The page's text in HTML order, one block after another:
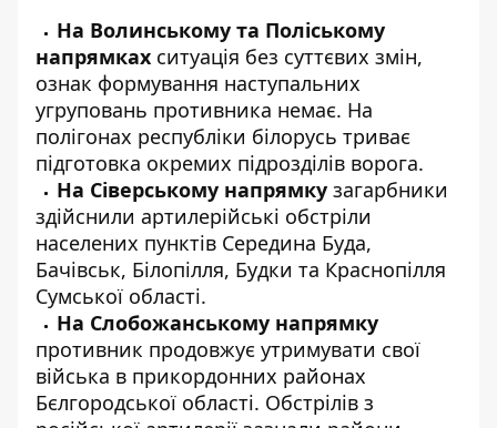
На Волинському та Поліському
напрямках ситуація без суттєвих змін,
ознак формування наступальних
угруповань противника немає. На
полігонах республіки білорусь триває
підготовка окремих підрозділів ворога.
На Сіверському напрямку загарбники
здійснили артилерійські обстріли
населених пунктів Середина Буда,
Бачівськ, Білопілля, Будки та Краснопілля
Сумської області.
На Слобожанському напрямку
противник продовжує утримувати свої
війська в прикордонних районах
Бєлгородської області. Обстрілів з